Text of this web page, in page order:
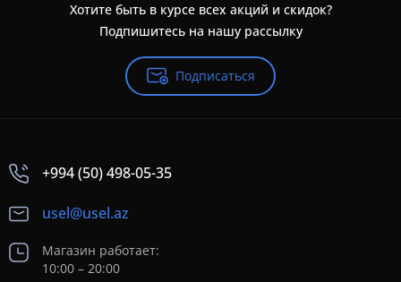
Хотите быть в курсе всех акций и скидок?
Подпишитесь на нашу рассылку
Подписаться
+994 (50) 498-05-35
usel@usel.az
Магазин работает:
10:00 – 20:00